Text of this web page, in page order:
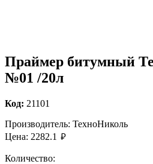
Праймер битумный
№01 /20л
Код: 21101
Производитель: ТехноНиколь
Цена: 2282.1 руб.
Количество: